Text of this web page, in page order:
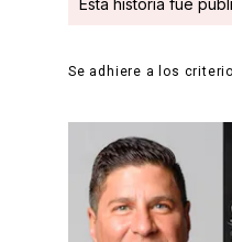
Se adhiere a los